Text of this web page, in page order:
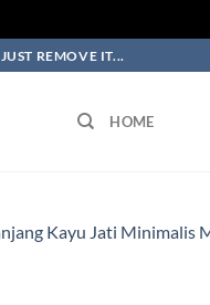
REMOVE IT...
HOME